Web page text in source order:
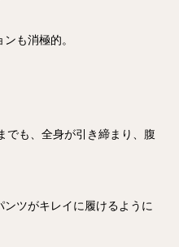
も消極的。
でも、全身が引き締まり、腹
ツがキレイに履けるように